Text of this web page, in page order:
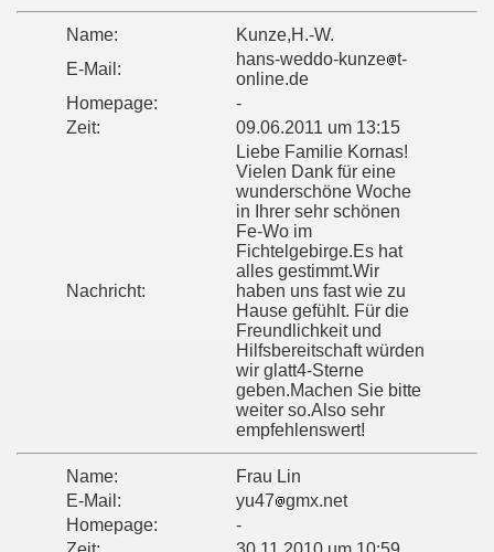
Name:
Kunze,H.-W.
E-Mail:
hans-weddo-kunze t-
online.de
Homepage:
-
Zeit:
09.06.2011 um 13:15
Nachricht:
Liebe Familie Kornas!
Vielen Dank für eine
wunderschöne Woche
in Ihrer sehr schönen
Fe-Wo im
Fichtelgebirge.Es hat
alles gestimmt.Wir
haben uns fast wie zu
Hause gefühlt. Für die
Freundlichkeit und
Hilfsbereitschaft würden
wir glatt4-Sterne
geben.Machen Sie bitte
weiter so.Also sehr
empfehlenswert!
Name:
Frau Lin
E-Mail:
yu47
gmx.net
Homepage:
-